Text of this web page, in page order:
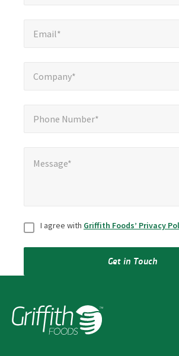
Email*
Company*
Phone Number*
Message*
ConsentI agree with Griffith Foods’ Privacy
Get in Touch